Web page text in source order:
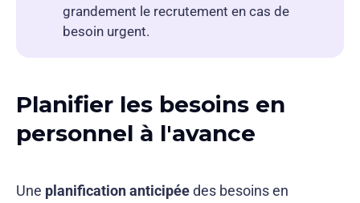
grandement le recrutement en cas de
besoin urgent.
Planifier les besoins en
personnel à l'avance
Une planification anticipéedes besoins en